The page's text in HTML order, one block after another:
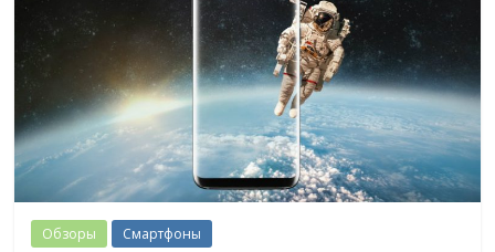
Обзоры Смартфоны